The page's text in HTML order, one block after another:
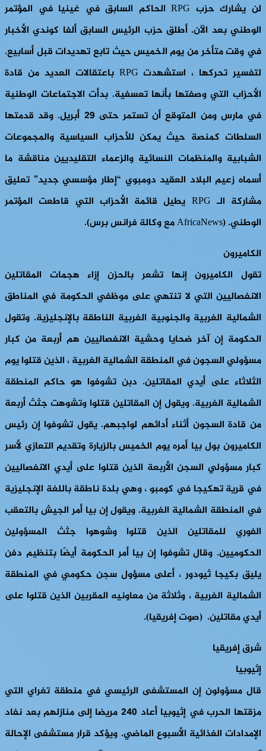
لن يشارك حزب RPG الحاكم السابق في غينيا في المؤتمر
الوطني بعد الآن. أطلق حزب الرئيس السابق ألفا كوندي الأخبار
في وقت متأخر من يوم الخميس حيث تابع تهديدات قبل أسابيع.
لتفسير تحركها ، استشهدت RPG باعتقالات العديد من قادة
الأحزاب التي وصفتها بأنها تعسفية. بدأت الاجتماعات الوطنية
في مارس ومن المتوقع أن تستمر حتى 29 أبريل. وقد قدمتها
السلطات كمنصة حيث يمكن للأحزاب السياسية والمجموعات
الشبابية والمنظمات النسائية والزعماء التقليديين مناقشة ما
أسماه زعيم البلاد العقيد دومبوي “إطار مؤسسي جديد” تعليق
مشاركة الـ RPG يطيل قائمة الأحزاب التي قاطعت المؤتمر
الوطني. (AfricaNews مع وكالة فرانس برس).
الكاميرون
تقول الكاميرون إنها تشعر بالحزن إزاء هجمات المقاتلين
الانفصاليين التي لا تنتهي على موظفي الحكومة في المناطق
الشمالية الغربية والجنوبية الغربية الناطقة بالإنجليزية. وتقول
الحكومة إن آخر ضحايا وحشية الانفصاليين هم أربعة من كبار
مسؤولي السجون في المنطقة الشمالية الغربية ، الذين قتلوا يوم
الثلاثاء على أيدي المقاتلين. دبن تشوفوا هو حاكم المنطقة
الشمالية الغربية. ويقول إن المقاتلين قتلوا وتشوهت جثث أربعة
من قادة السجون أثناء أدائهم لواجبهم. يقول تشوفوا إن رئيس
الكاميرون بول بيا أمره يوم الخميس بالزيارة وتقديم التعازي لأسر
كبار مسؤولي السجن الأربعة الذين قتلوا على أيدي الانفصاليين
في قرية تهكيجا في كومبو ، وهي بلدة ناطقة باللغة الإنجليزية
في المنطقة الشمالية الغربية. ويقول إن بيا أمر الجيش بالتعقب
الفوري للمقاتلين الذين قتلوا وشوهوا جثث المسؤولين
الحكوميين. وقال تشوفوا إن بيا أمر الحكومة أيضًا بتنظيم دفن
يليق بكيجا ثيودور ، أعلى مسؤول سجن حكومي في المنطقة
الشمالية الغربية ، وثلاثة من معاونيه المقربين الذين قتلوا على
أيدي مقاتلين. (صوت إفريقيا).
شرق إفريقيا
إثيوبيا
قال مسؤولون إن المستشفى الرئيسي في منطقة تغراي التي
مزقتها الحرب في إثيوبيا أعاد 240 مريضا إلى منازلهم بعد نفاد
الإمدادات الغذائية الأسبوع الماضي. ويؤكد قرار مستشفى الإحالة